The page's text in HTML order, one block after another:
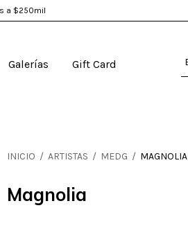
a $250mil
Galerías Gift Card
INICIO / ARTISTAS / MEDG / MAGNOLIA
Magnolia